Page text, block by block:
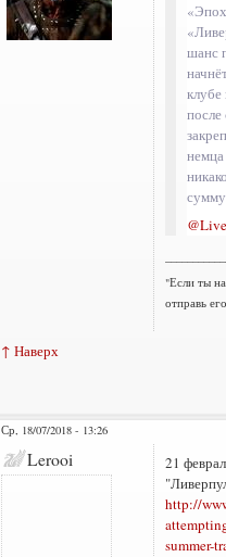
шанс
клубе
сумму
"Если ты
отправь
↑ Наверх
Ср, 18/07/2018 - 13:26
Lerooi
21
http://
summer-